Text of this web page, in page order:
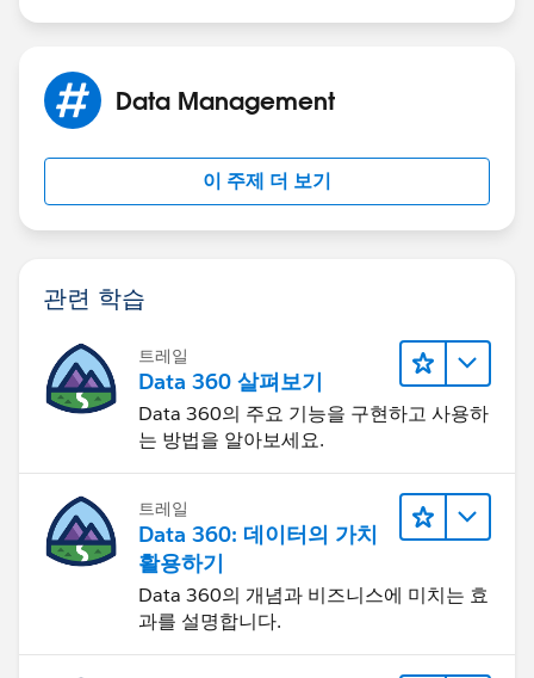
src="http://1.bp.blogspot.com/-
Td8o/s170/twitter-logo.png" /_
src="http://3.bp.blogspot.com/-
vKOjuQ/s170/bug_blue_normal.png" /_
Data Management
이 주제 더 보기
관련 학습
트레일
Data 360 살펴보기
Data 360의 주요 기능을 구현하고 사용하
는 방법을 알아보세요.
트레일
Data 360: 데이터의 가치
활용하기
Data 360의 개념과 비즈니스에 미치는 효
과를 설명합니다.